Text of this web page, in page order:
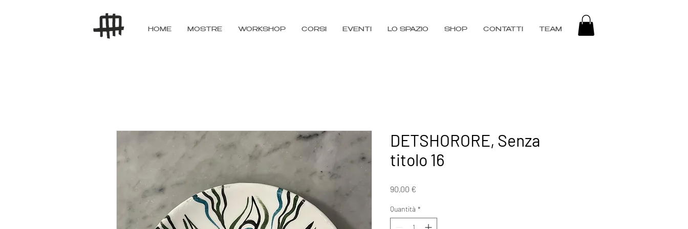
HOME MOSTRE WORKSHOP CORSI EVENTI LO SPAZIO SHOP CONTATTI TEAM
DETSHORORE, Senza
titolo 16
90,00 €
Quantità *